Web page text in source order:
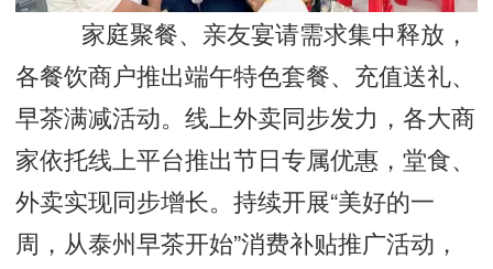
家庭聚餐、亲友宴请需求集中释放，
各餐饮商户推出端午特色套餐、充值送礼、
早茶满减活动。线上外卖同步发力，各大商
家依托线上平台推出节日专属优惠，堂食、
外卖实现同步增长。持续开展“美好的一
周，从泰州早茶开始”消费补贴推广活动，